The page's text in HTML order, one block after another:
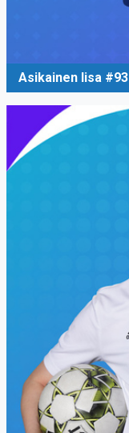
Asikainen Iisa #93